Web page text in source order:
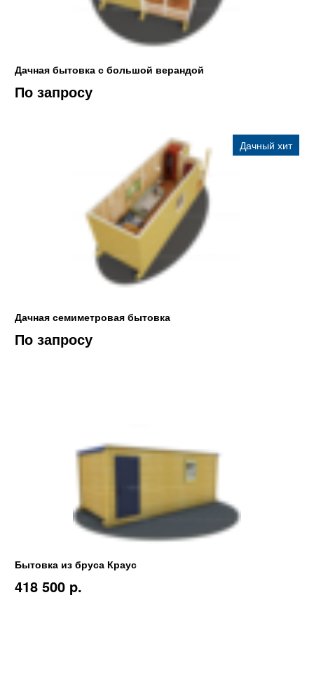
Дачная бытовка с большой верандой
По запросу
Дачный хит
Дачная семиметровая бытовка
По запросу
Бытовка из бруса Краус
418 500 p.